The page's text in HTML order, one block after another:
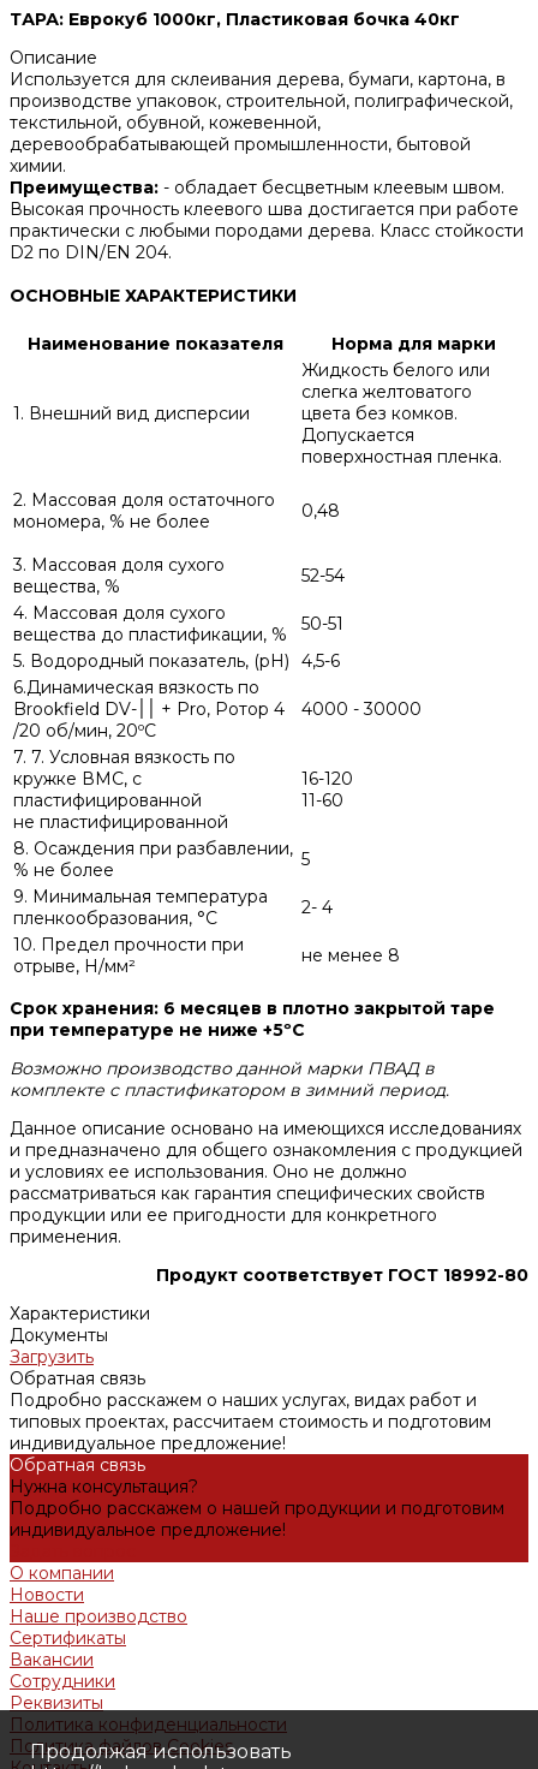
ТАРА: Еврокуб 1000кг, Пластиковая бочка 40кг
Описание
Используется для склеивания дерева, бумаги, картона, в
производстве упаковок, строительной, полиграфической,
текстильной, обувной, кожевенной,
деревообрабатывающей промышленности, бытовой
химии.
Преимущества: - обладает бесцветным клеевым швом.
Высокая прочность клеевого шва достигается при работе
практически с любыми породами дерева. Класс стойкости
D2 по DIN/ЕN 204.
ОСНОВНЫЕ ХАРАКТЕРИСТИКИ
Наименование показателя Норма для марки
1. Внешний вид дисперсии
Жидкость белого или
слегка желтоватого
цвета без комков.
Допускается
поверхностная пленка.
2. Массовая доля остаточного
мономера, % не более
0,48
3. Массовая доля сухого
вещества, %
52-54
4. Массовая доля сухого
вещества до пластификации, %
50-51
5. Водородный показатель, (рН)
4,5-6
6.Динамическая вязкость по
Brookfield DV-׀׀ + Pro, Ротор 4
/20 об/мин, 20ºC
4000 - 30000
7. 7. Условная вязкость по
кружке ВМС, с
пластифицированной
не пластифицированной
16-120
11-60
8. Осаждения при разбавлении,
% не более
5
9. Минимальная температура
пленкообразования, °С
2- 4
10. Предел прочности при
отрыве, Н/мм²
не менее 8
Срок хранения: 6 месяцев в плотно закрытой таре
при температуре не ниже +5ºС
Возможно производство данной марки ПВАД в
комплекте с пластификатором в зимний период.
Данное описание основано на имеющихся исследованиях
и предназначено для общего ознакомления с продукцией
и условиях ее использования. Оно не должно
рассматриваться как гарантия специфических свойств
продукции или ее пригодности для конкретного
применения.
Продукт соответствует ГОСТ 18992-80
Характеристики
Документы
Загрузить
Обратная связь
Подробно расскажем о наших услугах, видах работ и
типовых проектах, рассчитаем стоимость и подготовим
индивидуальное предложение!
Обратная связь
Нужна консультация?
Подробно расскажем о нашей продукции и подготовим
индивидуальное предложение!
О компании
Новости
Наше производство
Сертификаты
Вакансии
Сотрудники
Реквизиты
Политика конфиденциальности
Политика файлов Cookies
Продолжая использовать